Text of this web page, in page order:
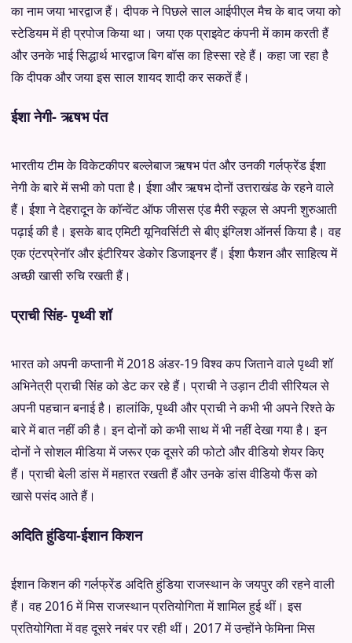
का नाम जया भारद्वाज हैं। दीपक ने पिछले साल आईपीएल मैच के बाद जया को
स्टेडियम में ही प्रपोज किया था। जया एक प्राइवेट कंपनी में काम करती हैं
और उनके भाई सिद्धार्थ भारद्वाज बिग बॉस का हिस्सा रहे हैं। कहा जा रहा है
कि दीपक और जया इस साल शायद शादी कर सकतें हैं।
ईशा नेगी- ऋषभ पंत
भारतीय टीम के विकेटकीपर बल्लेबाज ऋषभ पंत और उनकी गर्लफ्रेंड ईशा
नेगी के बारे में सभी को पता है। ईशा और ऋषभ दोनों उत्तराखंड के रहने वाले
हैं। ईशा ने देहरादून के कॉन्वेंट ऑफ जीसस एंड मैरी स्कूल से अपनी शुरुआती
पढ़ाई की है। इसके बाद एमिटी यूनिवर्सिटी से बीए इंग्लिश ऑनर्स किया है। वह
एक एंटरप्रेनॉर और इंटीरियर डेकोर डिजाइनर हैं। ईशा फैशन और साहित्य में
अच्छी खासी रुचि रखती हैं।
प्राची सिंह- पृथ्वी शॉ
भारत को अपनी कप्तानी में 2018 अंडर-19 विश्व कप जिताने वाले पृथ्वी शॉ
अभिनेत्री प्राची सिंह को डेट कर रहे हैं। प्राची ने उड़ान टीवी सीरियल से
अपनी पहचान बनाई है। हालांकि, पृथ्वी और प्राची ने कभी भी अपने रिश्ते के
बारे में बात नहीं की है। इन दोनों को कभी साथ में भी नहीं देखा गया है। इन
दोनों ने सोशल मीडिया में जरूर एक दूसरे की फोटो और वीडियो शेयर किए
हैं। प्राची बेली डांस में महारत रखती हैं और उनके डांस वीडियो फैंस को
खासे पसंद आते हैं।
अदिति हुंडिया-ईशान किशन
ईशान किशन की गर्लफ्रेंड अदिति हुंडिया राजस्थान के जयपुर की रहने वाली
हैं। वह 2016 में मिस राजस्थान प्रतियोगिता में शामिल हुई थीं। इस
प्रतियोगिता में वह दूसरे नबंर पर रही थीं। 2017 में उन्होंने फेमिना मिस